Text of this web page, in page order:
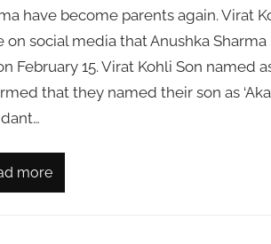
have become parents again. Virat
on social media that Anushka
February 15. Virat Kohli Son named as
that they named their son as
more